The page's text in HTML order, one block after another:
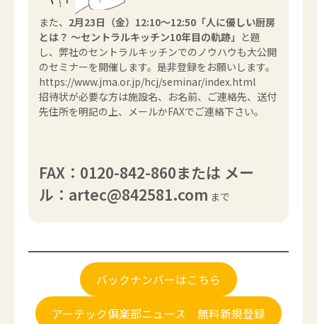
また、 2月23日（金）12:10〜12:50「人に優しい厨房
とは？ ～セントラルキッチン10年目の軌跡」 と題
し、弊社のセントラルキッチンでのノウハウも大公開
のセミナーを開催します。是非登録をお願いします。
https://www.jma.or.jp/hcj/seminar/index.html
招待状が必要な方は施設名、お名前、ご連絡先、送付
先住所を明記の上、メールかFAXでご連絡下さい。
FAX：0120-842-860または メー
ル：artec@842581.com まで
バックナンバーはこちら
アーテック俱楽部ニュース 無料新規登録